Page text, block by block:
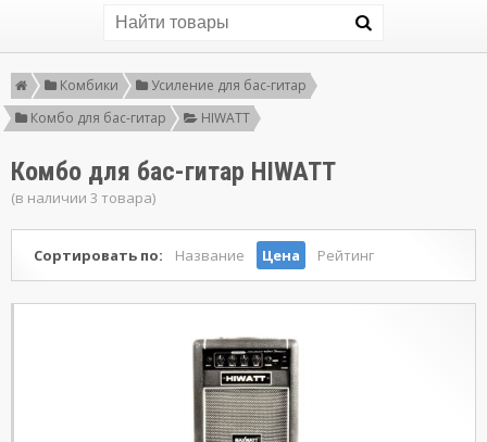
Комбики
Усиление для бас-гитар
Комбо для бас-гитар
HIWATT
Комбо для бас-гитар HIWATT
(в наличии 3 товара)
Сортировать по: Название Цена Рейтинг